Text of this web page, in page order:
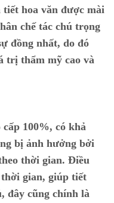
tiết hoa văn được mài
chế tác chú trọng
đồng nhất, do đó
trị thẩm mỹ cao và
100%, có khả
bị ảnh hưởng bởi
thời gian. Điều
thời gian, giúp tiết
đây cũng chính là